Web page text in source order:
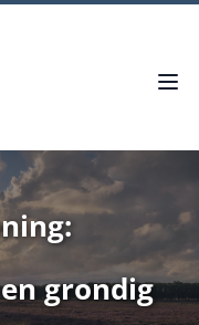
grondig